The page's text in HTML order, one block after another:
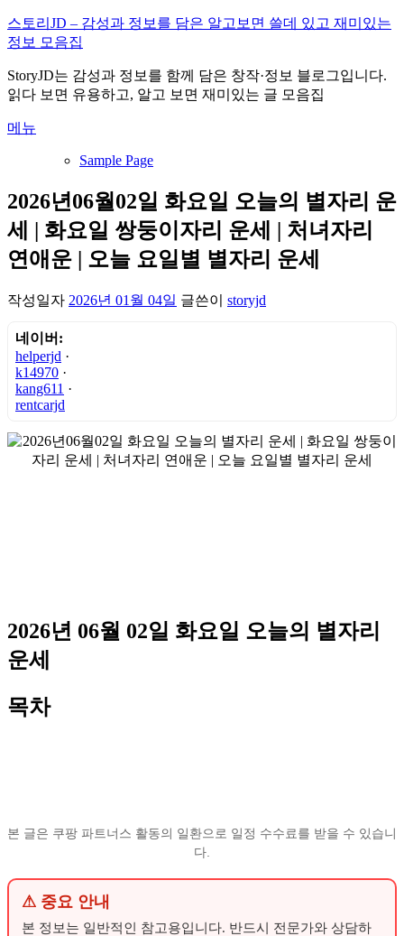
내
용
로
바
가
스토리JD – 감성과 정보를 담은 알고보면 쓸데 있고 재미있는
정보 모음집
StoryJD는 감성과 정보를 함께 담은 창작·정보 블로그입니다.
읽다 보면 유용하고, 알고 보면 재미있는 글 모음집
메뉴
Sample Page
2026년06월02일 화요일 오늘의 별자리 운
세 | 화요일 쌍둥이자리 운세 | 처녀자리
연애운 | 오늘 요일별 별자리 운세
작성일자 2026년 01월 04일 글쓴이 storyjd
네이버:
helperjd ·
k14970 ·
kang611 ·
rentcarjd
2026년 06월 02일 화요일 오늘의 별자리
운세
목차
본 글은 쿠팡 파트너스 활동의 일환으로 일정 수수료를 받을 수 있습니
다.
⚠ 중요 안내
본 정보는 일반적인 참고용입니다. 반드시 전문가와 상담하